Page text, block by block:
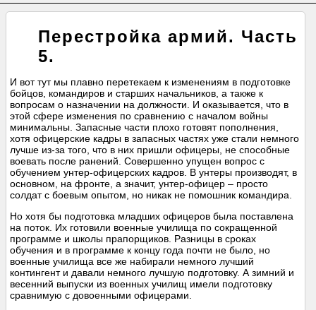
Перестройка армий. Часть
5.
И вот тут мы плавно перетекаем к изменениям в подготовке
бойцов, командиров и старших начальников, а также к
вопросам о назначении на должности. И оказывается, что в
этой сфере изменения по сравнению с началом войны
минимальны. Запасные части плохо готовят пополнения,
хотя офицерские кадры в запасных частях уже стали немного
лучше из-за того, что в них пришли офицеры, не способные
воевать после ранений. Совершенно упущен вопрос с
обучением унтер-офицерских кадров. В унтеры производят, в
основном, на фронте, а значит, унтер-офицер – просто
солдат с боевым опытом, но никак не помошник командира.
Но хотя бы подготовка младших офицеров была поставлена
на поток. Их готовили военные училища по сокращенной
программе и школы прапорщиков. Разницы в сроках
обучения и в программе к концу года почти не было, но
военные училища все же набирали немного лучший
контингент и давали немного лучшую подготовку. А зимний и
весенний выпуски из военных училищ имели подготовку
сравнимую с довоенными офицерами.